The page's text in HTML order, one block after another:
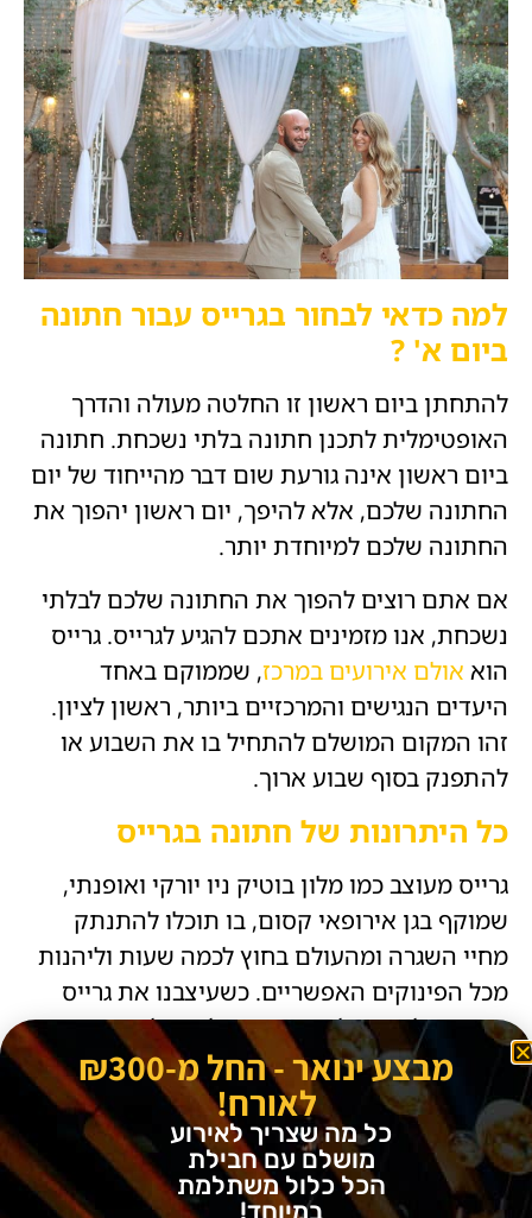
למה כדאי לבחור בגרייס עבור חתונה
ביום א' ?
להתחתן ביום ראשון זו החלטה מעולה והדרך
האופטימלית לתכנן חתונה בלתי נשכחת. חתונה
ביום ראשון אינה גורעת שום דבר מהייחוד של יום
החתונה שלכם, אלא להיפך, יום ראשון יהפוך את
החתונה שלכם למיוחדת יותר.
אם אתם רוצים להפוך את החתונה שלכם לבלתי
נשכחת, אנו מזמינים אתכם להגיע לגרייס. גרייס
הוא אולם אירועים במרכז, שממוקם באחד
היעדים הנגישים והמרכזיים ביותר, ראשון לציון.
זהו המקום המושלם להתחיל בו את השבוע או
להתפנק בסוף שבוע ארוך.
כל היתרונות של חתונה בגרייס
גרייס מעוצב כמו מלון בוטיק ניו יורקי ואופנתי,
שמוקף בגן אירופאי קסום, בו תוכלו להתנתק
מחיי השגרה ומהעולם בחוץ לכמה שעות וליהנות
מכל הפינוקים האפשריים. כשעיצבנו את גרייס
חשבנו עליכם ועל האורחים שלכם, ולכן שמנו דגש
על כל הפרטים שמאפשרים להפוך את היום
המיוחד שלכם למתוחכם, שיקי ומלא בסטייל, כאן,
במרחק נסיעה קצרה מתל אביב.
אינכם צריכים לטוס לניו יורק כדי ליהנות מהשיק
מבצע ינואר - החל מ-₪300
לאורח!
כל מה שצריך לאירוע
מושלם עם חבילת
הכל כלול משתלמת
במיוחד!